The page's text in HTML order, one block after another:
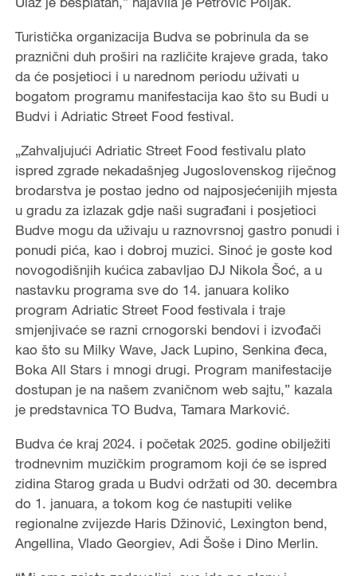
Turistička organizacija Budva se pobrinula da se
praznični duh proširi na različite krajeve grada, tako
da će posjetioci i u narednom periodu uživati u
bogatom programu manifestacija kao što su Budi u
Budvi i Adriatic Street Food festival.
„Zahvaljujući Adriatic Street Food festivalu plato
ispred zgrade nekadašnjeg Jugoslovenskog riječnog
brodarstva je postao jedno od najposjećenijih mjesta
u gradu za izlazak gdje naši sugrađani i posjetioci
Budve mogu da uživaju u raznovrsnoj gastro ponudi i
ponudi pića, kao i dobroj muzici. Sinoć je goste kod
novogodišnjih kućica zabavljao DJ Nikola Šoć, a u
nastavku programa sve do 14. januara koliko
program Adriatic Street Food festivala i traje
smjenjivaće se razni crnogorski bendovi i izvođači
kao što su Milky Wave, Jack Lupino, Senkina đeca,
Boka All Stars i mnogi drugi. Program manifestacije
dostupan je na našem zvaničnom web sajtu,” kazala
je predstavnica TO Budva, Tamara Marković.
Budva će kraj 2024. i početak 2025. godine obilježiti
trodnevnim muzičkim programom koji će se ispred
zidina Starog grada u Budvi održati od 30. decembra
do 1. januara, a tokom kog će nastupiti velike
regionalne zvijezde Haris Džinović, Lexington bend,
Angellina, Vlado Georgiev, Adi Šoše i Dino Merlin.